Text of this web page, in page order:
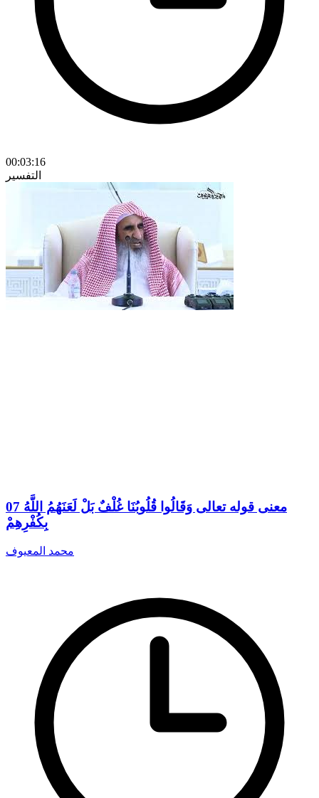
00:03:16
التفسير
07 معنى قوله تعالى وَقَالُوا قُلُوبُنَا غُلْفٌ بَلْ لَعَنَهُمُ اللَّهُ
بِكُفْرِهِمْ
محمد المعيوف